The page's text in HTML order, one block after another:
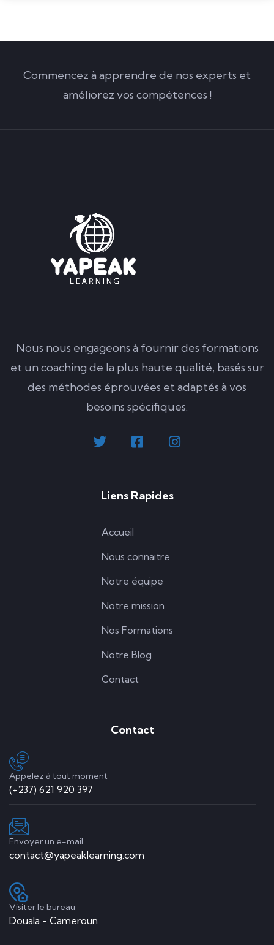
Commencez à apprendre de nos experts et
améliorez vos compétences !
Nous nous engageons à fournir des formations
et un coaching de la plus haute qualité, basés sur
des méthodes éprouvées et adaptés à vos
besoins spécifiques.
Liens Rapides
Accueil
Nous connaitre
Notre équipe
Notre mission
Nos Formations
Notre Blog
Contact
Contact
Appelez à tout moment
(+237) 621 920 397
Envoyer un e-mail
contact@yapeaklearning.com
Visiter le bureau
Douala - Cameroun